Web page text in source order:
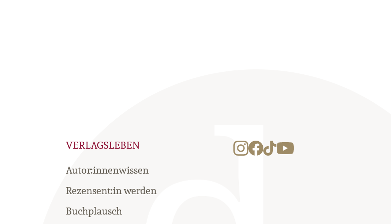
VERLAGSLEBEN
Autor:innenwissen
Rezensent:in werden
Buchplausch